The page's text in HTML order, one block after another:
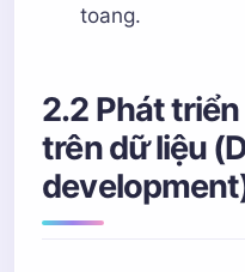
toang.
2.2 Phát
trên dữ liệu